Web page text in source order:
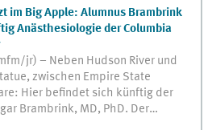
im Big Apple: Alumnus Brambrink
Anästhesiologie der Columbia
jr) – Neben Hudson River und
zwischen Empire State
Hier befindet sich künftig der
Brambrink, MD, PhD. Der…